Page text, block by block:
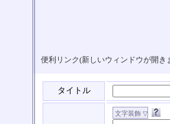
便利リンク(新しいウィンドウが開
タイトル